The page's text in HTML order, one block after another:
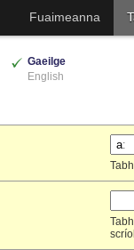
Gaeilge
English
Fuaimeanna